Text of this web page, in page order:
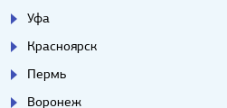
Уфа
Красноярск
Пермь
Воронеж